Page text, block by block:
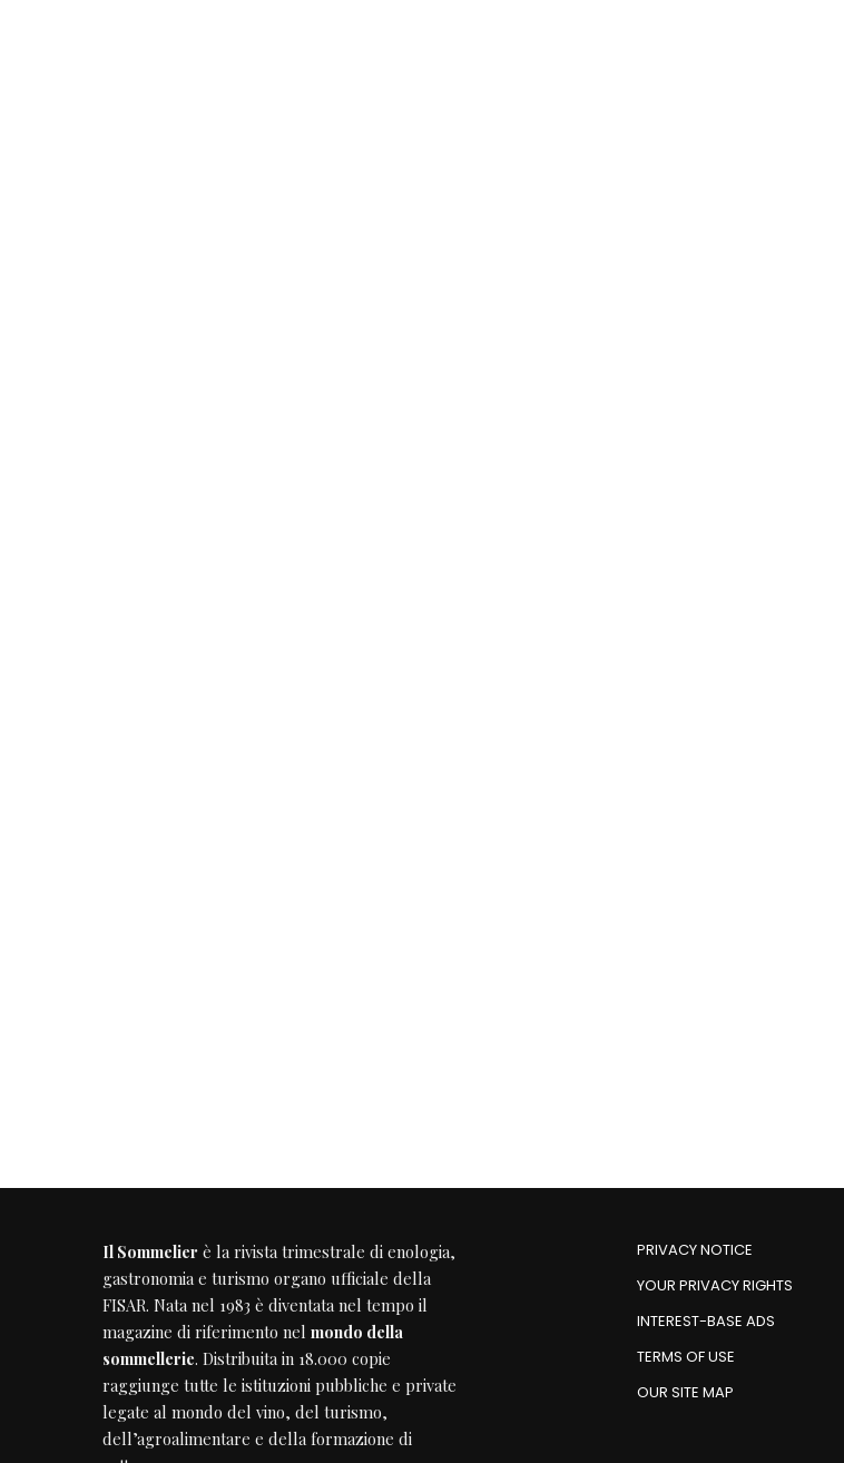
Il Sommelier è la rivista trimestrale di enologia,
gastronomia e turismo organo ufficiale della
FISAR. Nata nel 1983 è diventata nel tempo il
magazine di riferimento nel mondo della
sommellerie. Distribuita in 18.000 copie
raggiunge tutte le istituzioni pubbliche e private
legate al mondo del vino, del turismo,
dell’agroalimentare e della formazione di
PRIVACY NOTICE
YOUR PRIVACY RIGHTS
INTEREST-BASE ADS
TERMS OF USE
OUR SITE MAP